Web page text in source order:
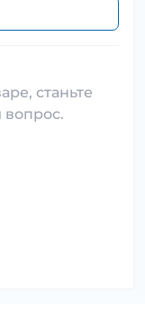
станьте
вопрос.